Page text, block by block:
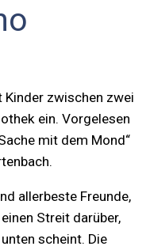
Kinder zwischen zwei
ein. Vorgelesen
mit dem Mond“
allerbeste Freunde,
Streit darüber,
scheint. Die